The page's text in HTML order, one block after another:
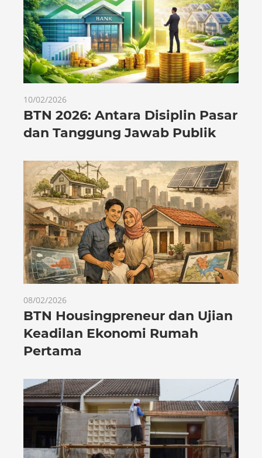
10/02/2026
BTN 2026: Antara Disiplin Pasar
dan Tanggung Jawab Publik
08/02/2026
BTN Housingpreneur dan Ujian
Keadilan Ekonomi Rumah
Pertama